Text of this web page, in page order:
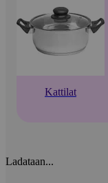
Kattilat
Ladataan...